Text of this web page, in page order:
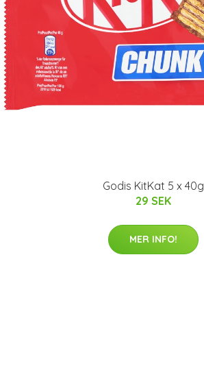
Godis KitKat 5 x 40g
29 SEK
MER INFO!